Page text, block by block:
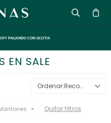
EN SALE
Recomendados
Quitar filtros